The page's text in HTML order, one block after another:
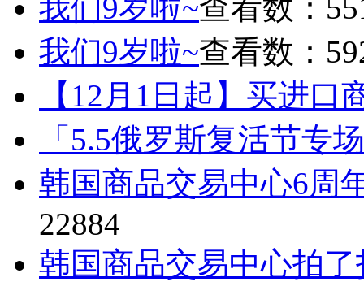
我们9岁啦~查看数：
我们9岁啦~查看数：
【12月1日起】买进口
「5.5俄罗斯复活节专
韩国商品交易中心6周
22884
韩国商品交易中心拍